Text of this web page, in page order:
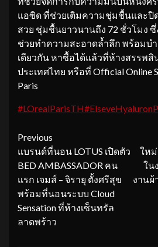
แอซิด ที่ช่วยเติมความชุ่มชื้นและปิ
สวย ชุ่มชื้นยาวนานถึง 72 ชั่วโมง
ช่วยทำความสะอาดล้ำลึก พร้อมบ
เดียวกัน หาซื้อได้แล้วที่ห้างสรรพ
ประเทศไทย หรือที่ Official Online
Paris
#LOrealParisTH
Continue
Reading
Previous
แบรนด์ที่นอน LOTUS เปิดตัว
BED AMBASSADOR คน
แรก เจมส์ – จิรายุ ตั้งศรีสุข
พร้อมที่นอนระบบ Cloud
Sensation ที่ห้างเซ็นทรัล
ลาดพร้าว
ให
ใน
งานผ้